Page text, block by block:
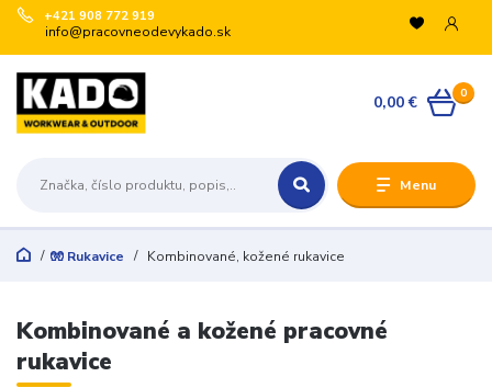
Menu
+421 908 772 919
info@pracovneodevykado.sk
0
0,00 €
🧤 Rukavice Kombinované, kožené rukavice
Kombinované a kožené pracovné
rukavice